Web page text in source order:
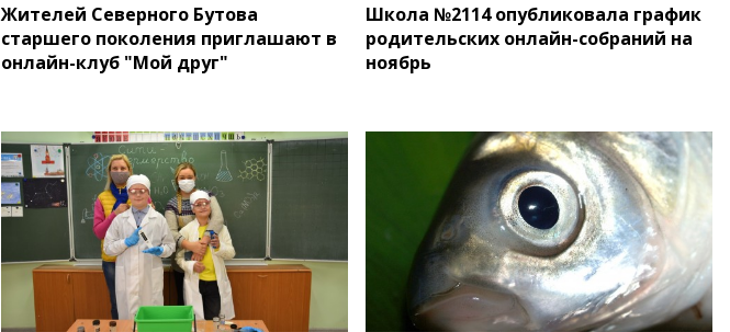
Жителей Северного Бутова
старшего поколения приглашают в
онлайн-клуб "Мой друг"
Школа №2114 опубликовала график
родительских онлайн-собраний на
ноябрь